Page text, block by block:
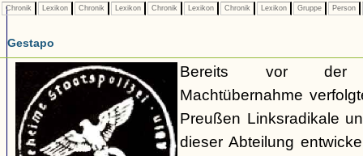
Chronik Lexikon Chronik Lexikon Chronik Lexikon Chronik Lexikon Gruppe Person
Gestapo
Bereits vor der
Machtübernahme
Preußen Linksradikale
dieser Abteilung